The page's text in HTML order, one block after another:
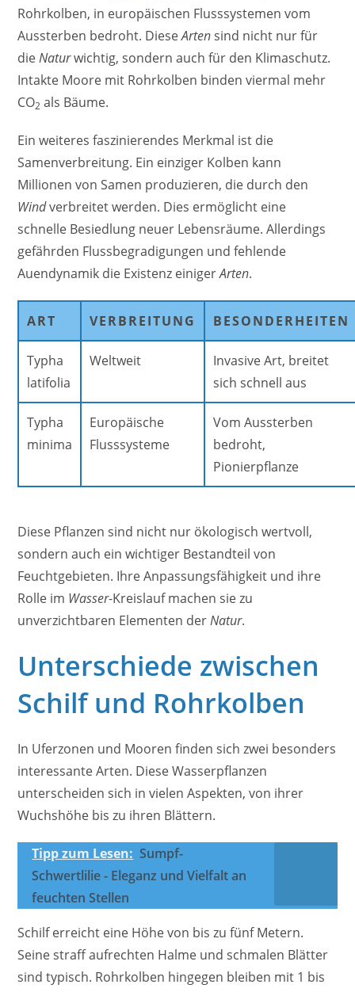
Rohrkolben, in europäischen Flusssystemen vom
Aussterben bedroht. DieseArtensind nicht nur für
dieNaturwichtig, sondern auch für den Klimaschutz.
Intakte Moore mit Rohrkolben binden viermal mehr
CO2 als Bäume.
Ein weiteres faszinierendes Merkmal ist die
Samenverbreitung. Ein einziger Kolben kann
Millionen von Samen produzieren, die durch den
Windverbreitet werden. Dies ermöglicht eine
schnelle Besiedlung neuer Lebensräume. Allerdings
gefährden Flussbegradigungen und fehlende
Auendynamik die Existenz einigerArten.
ART VERBREITUNG BESONDERHEITEN
Typha
latifolia
Weltweit
Invasive Art, breitet
sich schnell aus
Typha
minima
Europäische
Flusssysteme
Vom Aussterben
bedroht,
Pionierpflanze
Diese Pflanzen sind nicht nur ökologisch wertvoll,
sondern auch ein wichtiger Bestandteil von
Feuchtgebieten. Ihre Anpassungsfähigkeit und ihre
Rolle im Wasser-Kreislauf machen sie zu
unverzichtbaren Elementen derNatur.
Unterschiede zwischen
Schilf und Rohrkolben
In Uferzonen und Mooren finden sich zwei besonders
interessante Arten. Diese Wasserpflanzen
unterscheiden sich in vielen Aspekten, von ihrer
Wuchshöhe bis zu ihren Blättern.
Tipp zum Lesen: Sumpf-
Schwertlilie - Eleganz und Vielfalt an
feuchten Stellen
Schilf erreicht eine Höhe von bis zu fünf Metern.
Seine straff aufrechten Halme und schmalen Blätter
sind typisch. Rohrkolben hingegen bleiben mit 1 bis